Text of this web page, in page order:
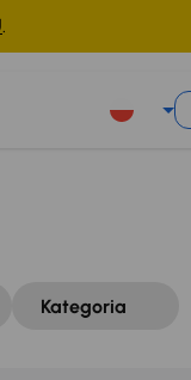
.
Kategoria